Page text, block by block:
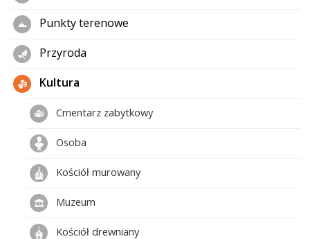
Punkty terenowe
Przyroda
Kultura
Cmentarz zabytkowy
Osoba
Kościół murowany
Muzeum
Kościół drewniany